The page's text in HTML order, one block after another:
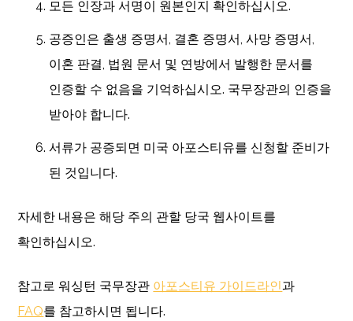
모든 인장과 서명이 원본인지 확인하십시오.
공증인은 출생 증명서, 결혼 증명서, 사망 증명서,
이혼 판결, 법원 문서 및 연방에서 발행한 문서를
인증할 수 없음을 기억하십시오. 국무장관의 인증을
받아야 합니다.
서류가 공증되면 미국 아포스티유를 신청할 준비가
된 것입니다.
자세한 내용은 해당 주의 관할 당국 웹사이트를
확인하십시오.
참고로 워싱턴 국무장관 아포스티유 가이드라인과
FAQ를 참고하시면 됩니다.